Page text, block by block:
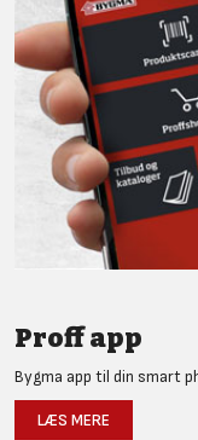
Proff app
Bygma app til din smart
LÆS MERE